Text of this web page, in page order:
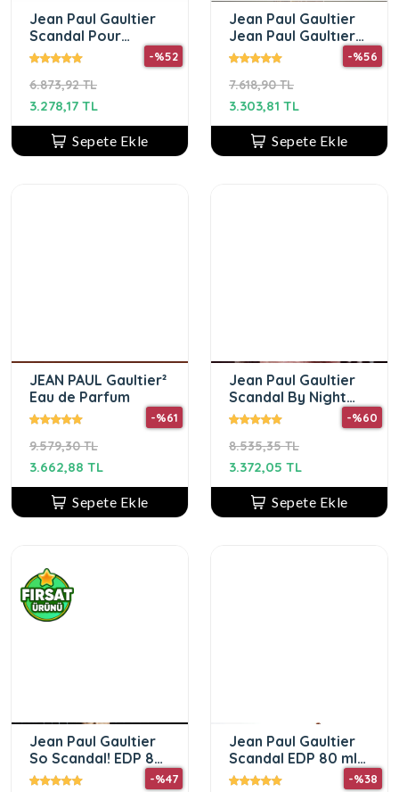
Jean Paul Gaultier
Scandal Pour
Homme Le Parfum
Intense EDP 100 ml
Erkek Parfüm
6.873,92 TL
-%52
3.278,17 TL
Sepete Ekle
Jean Paul Gaultier
Jean Paul Gaultıer
Scandal Gold Kadın
Parfüm 80ml Edp
7.618,90 TL
-%56
3.303,81 TL
Sepete Ekle
JEAN PAUL Gaultier²
Eau de Parfum
9.579,30 TL
-%61
3.662,88 TL
Sepete Ekle
Jean Paul Gaultier
Scandal By Night
EDP 80 ml Kadın
8.535,35 TL
-%60
3.372,05 TL
Sepete Ekle
Jean Paul Gaultier
So Scandal! EDP 80
ml Kadın Parfüm
-%47
Jean Paul Gaultier
Scandal EDP 80 ml
Kadın Parfüm
-%38